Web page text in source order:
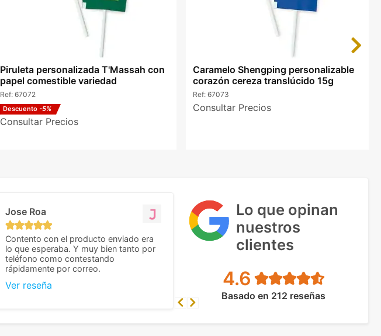
Piruleta personalizada T'Massah con
papel comestible variedad
Ref: 67072
Descuento -5%
Consultar Precios
Caramelo Shengping personalizable
corazón cereza translúcido 15g
Ref: 67073
Consultar Precios
Next
Lo que opinan
nuestros
clientes
4.6
Basado en 212 reseñas
Jose Roa
Contento con el producto enviado era
lo que esperaba. Y muy bien tanto por
teléfono como contestando
rápidamente por correo.
Ver reseña
Previous
Next